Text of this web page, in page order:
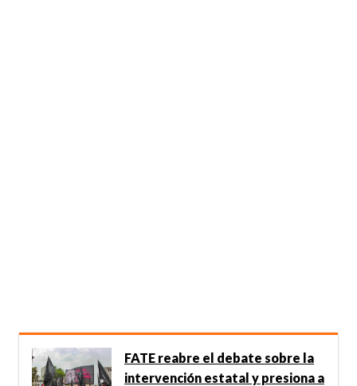
FATE reabre el debate sobre la
intervención estatal y presiona a